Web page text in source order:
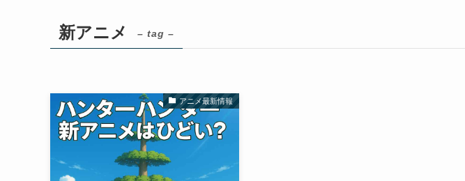
新アニメ – tag –
アニメ最新情報